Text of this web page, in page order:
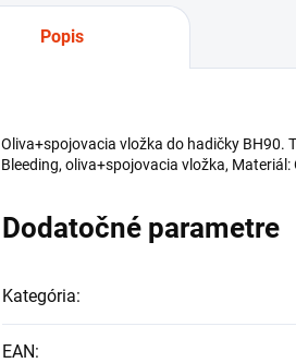
Popis
Oliva+spojovacia vložka do hadičky BH90.
Bleeding, oliva+spojovacia vložka, Materiál:
Dodatočné parametre
Kategória:
EAN: